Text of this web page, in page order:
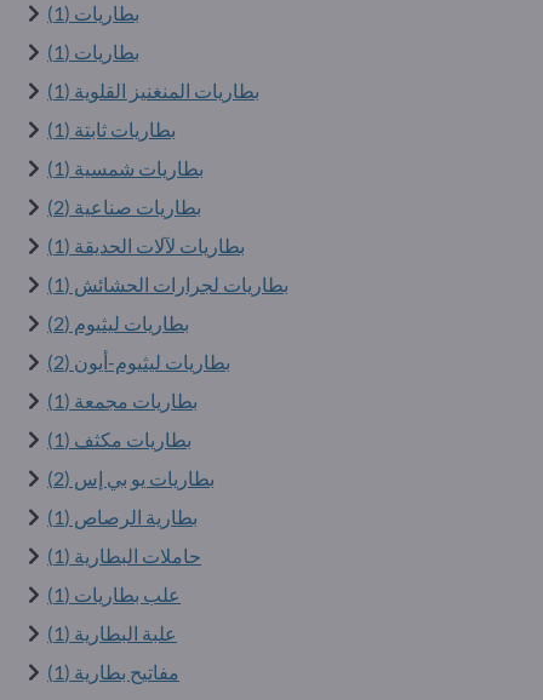
بطاريات (1)
بطاريات (1)
بطاريات المنغنيز القلوية (1)
بطاريات ثابتة (1)
بطاريات شمسية (1)
بطاريات صناعية (2)
بطاريات لآلات الحديقة (1)
بطاريات لجرارات الحشائش (1)
بطاريات ليثيوم (2)
بطاريات ليثيوم-أيون (2)
بطاريات مجمعة (1)
بطاريات مكثف (1)
بطاريات يو بي إس (2)
بطارية الرصاص (1)
حاملات البطارية (1)
علب بطاريات (1)
علبة البطارية (1)
مفاتيح بطارية (1)